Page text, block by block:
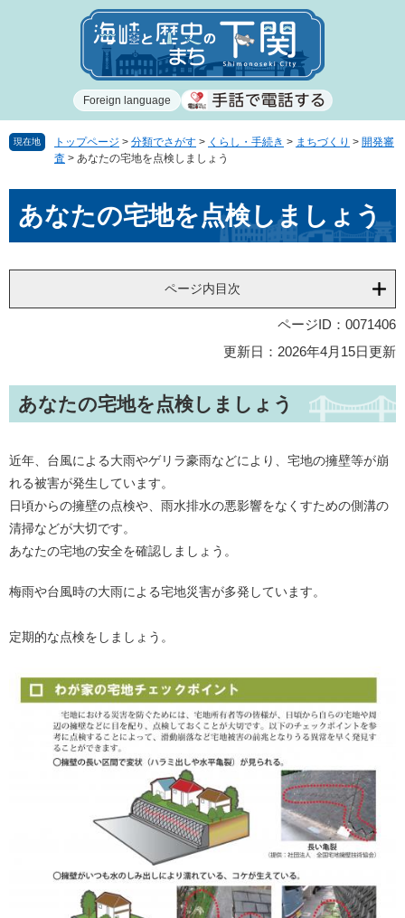
で
ば
Foreign language
現在地 トップページ > 分類でさがす > くらし・手続き > まちづくり > 開発審
査 > あなたの宅地を点検しましょう
文あなたの宅地を点検しましょう
ページ内目次
ページID：0071406
更新日：2026年4月15日更新
あなたの宅地を点検しましょう
近年、台風による大雨やゲリラ豪雨などにより、宅地の擁壁等が崩
れる被害が発生しています。
日頃からの擁壁の点検や、雨水排水の悪影響をなくすための側溝の
清掃などが大切です。
あなたの宅地の安全を確認しましょう。
梅雨や台風時の大雨による宅地災害が多発しています。
定期的な点検をしましょう。